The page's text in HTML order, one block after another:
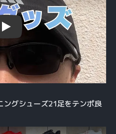
Play
グシューズ21足をテンポ良